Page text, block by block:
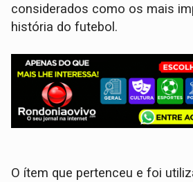
considerados como os mais
história do futebol.
O ítem que pertenceu e foi